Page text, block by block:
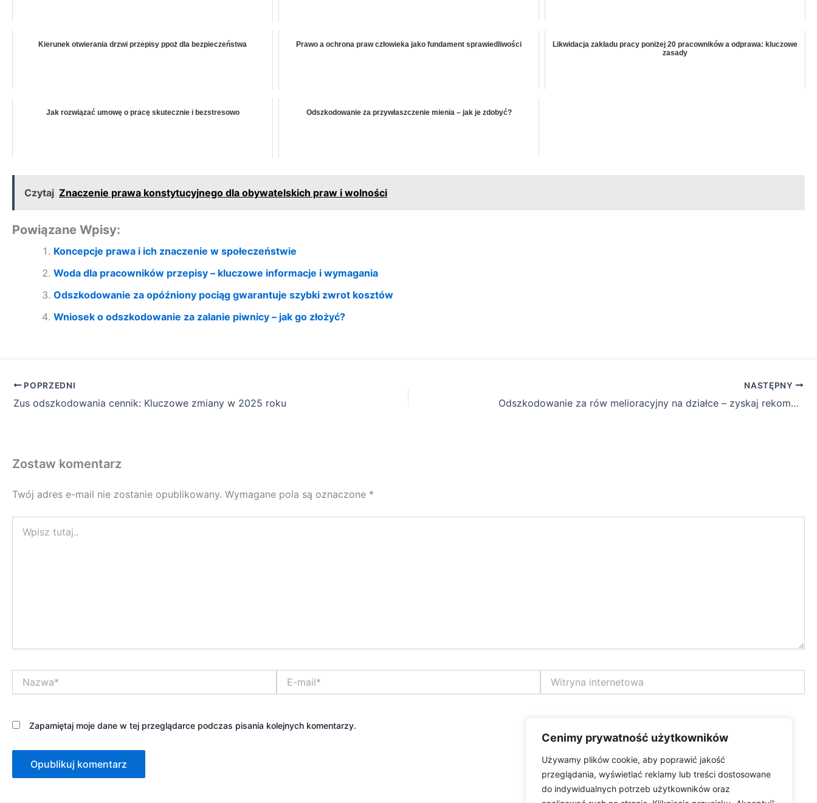
Cenimy prywatność użytkowników
Używamy plików cookie, aby poprawić jakość
przeglądania, wyświetlać reklamy lub treści dostosowane
do indywidualnych potrzeb użytkowników oraz
Kierunek otwierania drzwi przepisy ppoż dla bezpieczeństwa Prawo a ochrona praw człowieka jako fundament sprawiedliwości
Likwidacja zakładu pracy poniżej 20 pracowników a odprawa: kluczowe
zasady
Jak rozwiązać umowę o pracę skutecznie i bezstresowo Odszkodowanie za przywłaszczenie mienia – jak je zdobyć?
Czytaj Znaczenie prawa konstytucyjnego dla obywatelskich praw i wolności
Powiązane Wpisy:
Koncepcje prawa i ich znaczenie w społeczeństwie
Woda dla pracowników przepisy – kluczowe informacje i wymagania
Odszkodowanie za opóźniony pociąg gwarantuje szybki zwrot kosztów
Wniosek o odszkodowanie za zalanie piwnicy – jak go złożyć?
POPRZEDNI
Zus odszkodowania cennik: Kluczowe zmiany w 2025 roku
NASTĘPNY
Odszkodowanie za rów melioracyjny na działce – zyskaj rekompensatę
Zostaw komentarz
Twój adres e-mail nie zostanie opublikowany. Wymagane pola są oznaczone *
tutaj..
mail*
internetowa
Zapamiętaj moje dane w tej przeglądarce podczas pisania kolejnych komentarzy.